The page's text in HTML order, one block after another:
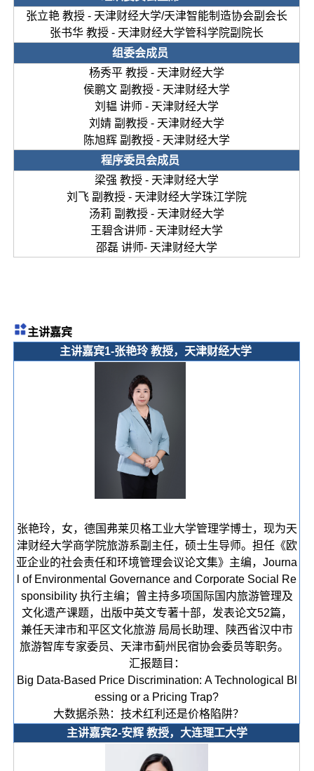
张立艳 教授 - 天津财经大学/天津智能制造协会副会长
张书华 教授 - 天津财经大学管科学院副院长
组委会成员
杨秀平 教授 - 天津财经大学
侯鹏文 副教授 - 天津财经大学
刘韫 讲师 - 天津财经大学
刘婧 副教授 - 天津财经大学
陈旭辉 副教授 - 天津财经大学
程序委员会成员
梁强 教授 - 天津财经大学
刘飞 副教授 - 天津财经大学珠江学院
汤莉 副教授 - 天津财经大学
王碧含讲师 - 天津财经大学
邵磊 讲师- 天津财经大学
主讲嘉宾
主讲嘉宾1-张艳玲 教授，天津财经大学
张艳玲，女，德国弗莱贝格工业大学管理学博士，现为天
津财经大学商学院旅游系副主任，硕士生导师。担任《欧
亚企业的社会责任和环境管理会议论文集》主编，Journa
l of Environmental Governance and Corporate Social Re
sponsibility 执行主编；曾主持多项国际国内旅游管理及
文化遗产课题，出版中英文专著十部，发表论文52篇，
兼任天津市和平区文化旅游 局局长助理、陕西省汉中市
旅游智库专家委员、天津市蓟州民宿协会委员等职务。
汇报题目：
Big Data-Based Price Discrimination: A Technological Bl
essing or a Pricing Trap?
大数据杀熟：技术红利还是价格陷阱？
主讲嘉宾2-安辉 教授，大连理工大学